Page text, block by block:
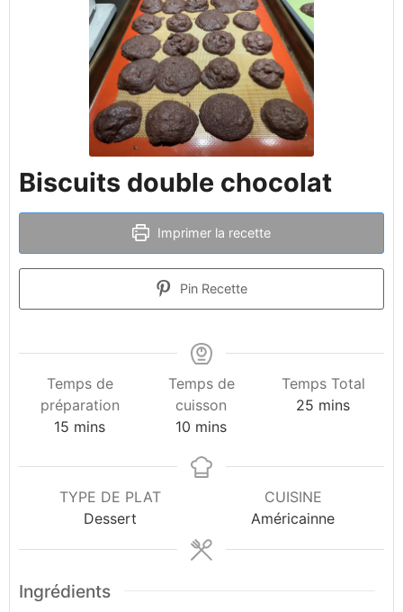
Biscuits double chocolat
Imprimer la recette
Pin Recette
Temps de
préparation
15 mins
Temps de
cuisson
10 mins
Temps Total
25 mins
TYPE DE PLAT
Dessert
CUISINE
Américainne
Ingrédients